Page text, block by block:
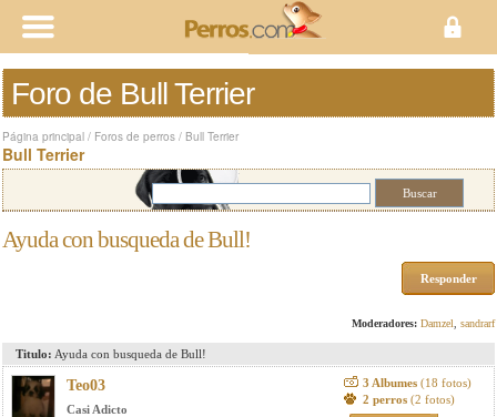
Foro de Bull Terrier
Página principal / Foros de perros / Bull Terrier
Bull Terrier
Ayuda con busqueda de Bull!
Responder
Moderadores: Damzel sandrarf
Titulo: Ayuda con busqueda de Bull!
Teo03
Casi Adicto
3 Albumes (18 fotos)
2 perros (2 fotos)